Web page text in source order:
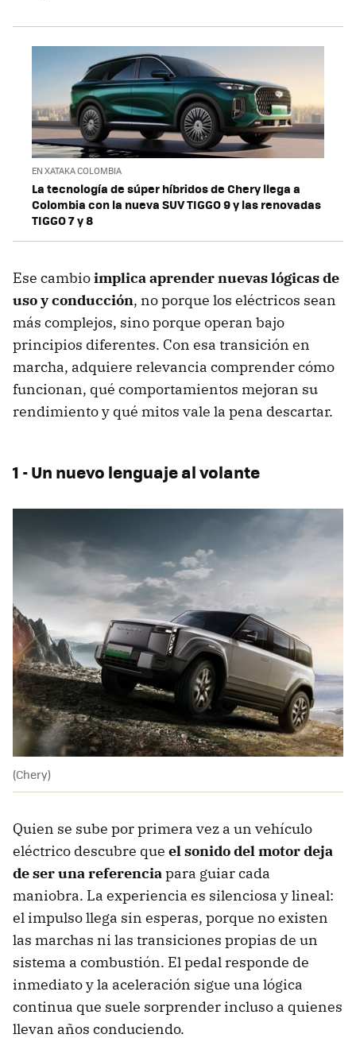
EN XATAKA COLOMBIA
La tecnología de súper híbridos de Chery llega a
Colombia con la nueva SUV TIGGO 9 y las renovadas
TIGGO 7 y 8
Ese cambioimplica aprender nuevas lógicas de
uso y conducción, no porque los eléctricos sean
más complejos, sino porque operan bajo
principios diferentes. Con esa transición en
marcha, adquiere relevancia comprender cómo
funcionan, qué comportamientos mejoran su
rendimiento y qué mitos vale la pena descartar.
1 - Un nuevo lenguaje al volante
(Chery)
Quien se sube por primera vez a un vehículo
eléctrico descubre que el sonido del motor deja
de ser una referenciapara guiar cada
maniobra. La experiencia es silenciosa y lineal:
el impulso llega sin esperas, porque no existen
las marchas ni las transiciones propias de un
sistema a combustión. El pedal responde de
inmediato y la aceleración sigue una lógica
continua que suele sorprender incluso a quienes
llevan años conduciendo.